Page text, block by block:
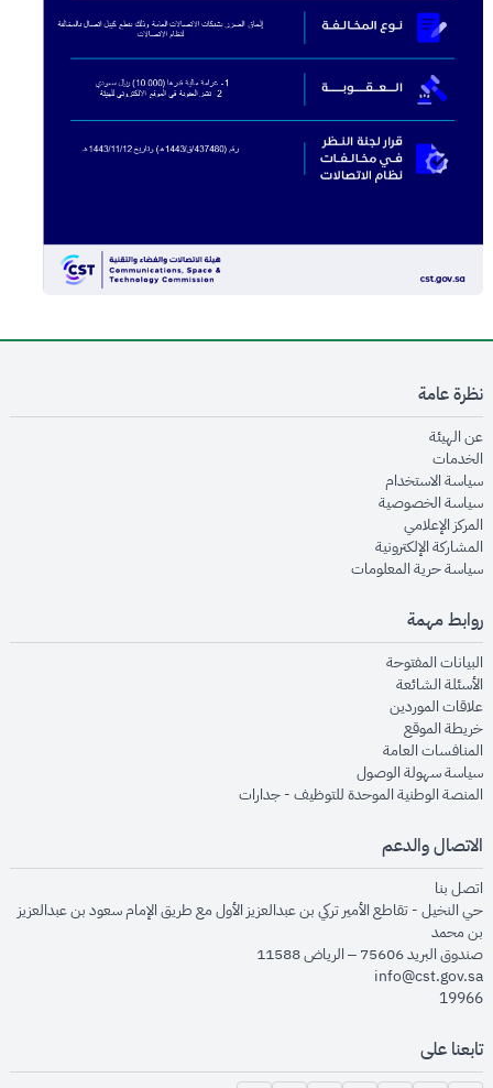
نظرة عامة
عن الهيئةopens in new window
الخدماتopens in new window
سياسة الاستخدام
سياسة الخصوصيةopens in new window
المركز الإعلاميopens in new window
المشاركة الإلكترونيةopens in new window
سياسة حرية المعلوماتopens in new window
روابط مهمة
البيانات المفتوحةopens in new window
الأسئلة الشائعةopens in new window
علاقات الموردينopens in new window
خريطة الموقعopens in new window
المنافسات العامةopens in new window
سياسة سهولة الوصولopens in new window
المنصة الوطنية الموحدة للتوظيف - جداراتopens in new window
الاتصال والدعم
اتصل بنا
حي النخيل - تقاطع الأمير تركي بن عبدالعزيز الأول مع طريق الإمام سعود بن عبدالعزيز
بن محمد
صندوق البريد 75606 – الرياض 11588
info@cst.gov.sa
19966
تابعنا على